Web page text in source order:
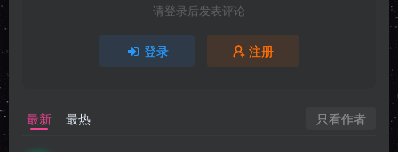
请登录后发表评论
登录 注册
最新 最热 只看作者